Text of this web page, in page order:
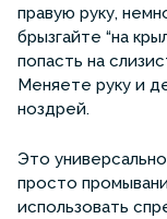
правую руку,
брызгайте “на
попасть на
Меняете руку и
ноздрей.
Это
просто
использовать